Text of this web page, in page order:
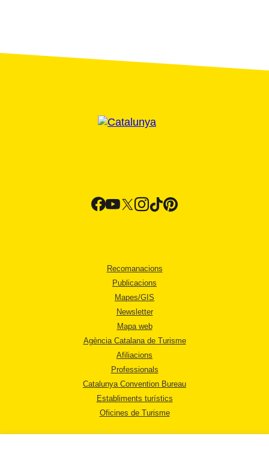
Recomanacions
Publicacions
Mapes/GIS
Newsletter
Mapa web
Agència Catalana de Turisme
Afiliacions
Professionals
Catalunya Convention Bureau
Establiments turístics
Oficines de Turisme